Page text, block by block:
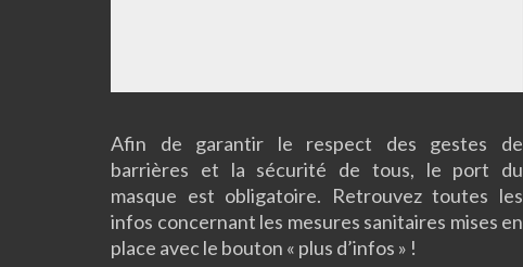
Afin de garantir le respect des gestes de
barrières et la sécurité de tous, le port du
masque est obligatoire. Retrouvez toutes les
infos concernant les mesures sanitaires mises en
place avec le bouton « plus d’infos » !